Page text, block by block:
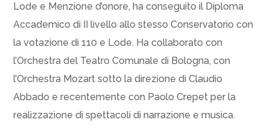
Lode e Menzione d’onore, ha conseguito il Diploma
Accademico di II livello allo stesso Conservatorio con
la votazione di 110 e Lode. Ha collaborato con
l’Orchestra del Teatro Comunale di Bologna, con
l’Orchestra Mozart sotto la direzione di Claudio
Abbado e recentemente con Paolo Crepet per la
realizzazione di spettacoli di narrazione e musica.